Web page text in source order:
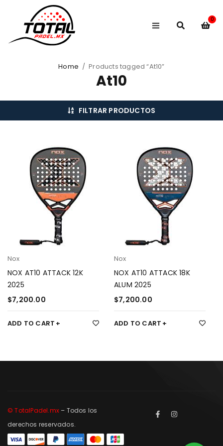
0
Home / Products tagged “At10”
At10
FILTRAR PRODUCTOS
Nox
NOX AT10 ATTACK 12K
2025
$7,200.00
ADD TO CART
Nox
NOX AT10 ATTACK 18K
ALUM 2025
$7,200.00
ADD TO CART
© TotalPadel.mx – Todos los
derechos reservados.